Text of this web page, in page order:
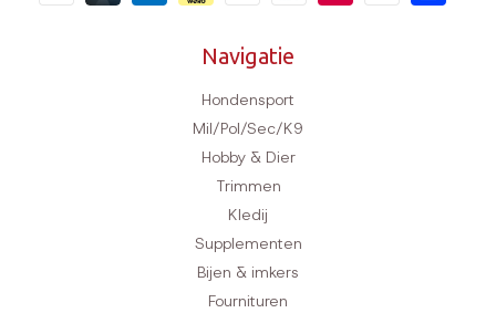
Navigatie
Hondensport
Mil/Pol/Sec/K9
Hobby & Dier
Trimmen
Kledij
Supplementen
Bijen & imkers
Fournituren